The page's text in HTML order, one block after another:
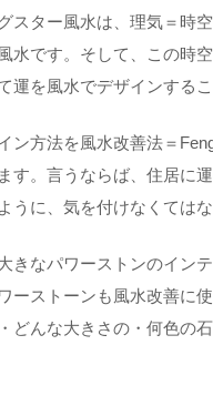
スター風水は、理気＝時
水です。そして、この時
運を風水でデザインする
ン方法を風水改善法＝
す。言うならば、住居に
うに、気を付けなくてはな
きなパワーストンのイン
ーストーンも風水改善に
どんな大きさの・何色の